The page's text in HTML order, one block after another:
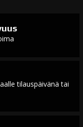
tilauspäivänä tai